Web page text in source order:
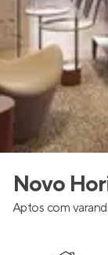
Novo
Aptos com